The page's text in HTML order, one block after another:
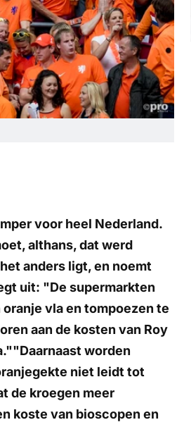
voor heel Nederland.
althans, dat werd
anders ligt, en noemt
uit: "De supermarkten
vla en tompoezen te
aan de kosten van Roy
worden
niet leidt tot
de kroegen meer
koste van bioscopen en